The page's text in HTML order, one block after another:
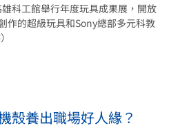
科工館舉行年度玩具成果展，開放
作的超級玩具和Sony總部多元科教
殼養出職場好人緣？